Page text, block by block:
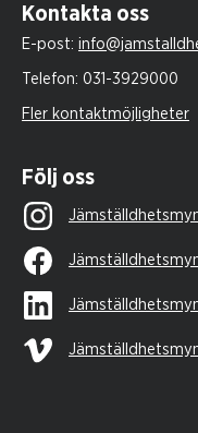
Kontakta oss
E-post:
Telefon: 031-3929000
Fler kontaktmöjligheter
Följ oss